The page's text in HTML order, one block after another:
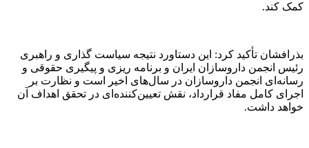
کمک کند.
بذرافشان تأکید کرد: این دستاورد نتیجه سیاست گذاری و راهبری
رئیس انجمن داروسازان ایران و برنامه ریزی و پیگیری حقوقی و
رسانه‌ای انجمن داروسازان در سال‌های اخیر است و نظارت بر
اجرای کامل مفاد قرارداد، نقش تعیین‌کننده‌ای در تحقق اهداف آن
خواهد داشت.